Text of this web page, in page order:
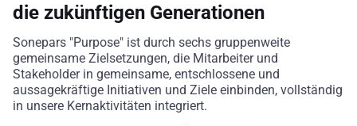
die zukünftigen Generationen
Sonepars "Purpose" ist durch sechs gruppenweite
gemeinsame Zielsetzungen, die Mitarbeiter und
Stakeholder in gemeinsame, entschlossene und
aussagekräftige Initiativen und Ziele einbinden, vollständig
in unsere Kernaktivitäten integriert.